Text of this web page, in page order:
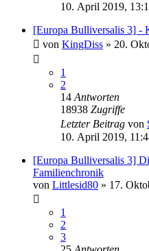
10. April 2019,
[Europa Bulliversalis 3] -
von KingDiss » 20.
1
2
14 Antworten
18938 Zugriffe
Letzter Beitrag von
10. April 2019,
[Europa Bulliversalis 3]
Familienchronik
von Littlesid80 » 17.
1
2
3